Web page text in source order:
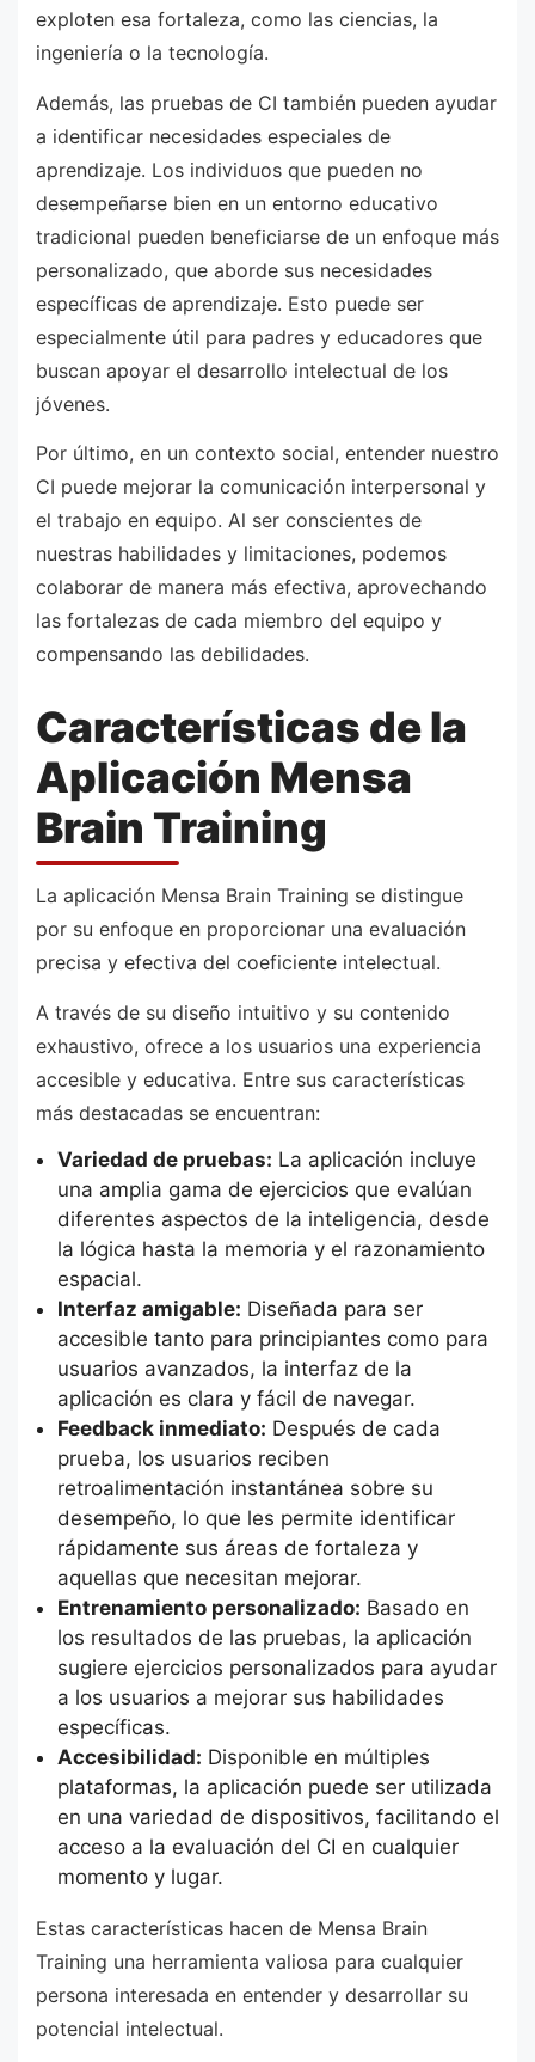
exploten esa fortaleza, como las ciencias, la
ingeniería o la tecnología.
Además, las pruebas de CI también pueden ayudar
a identificar necesidades especiales de
aprendizaje. Los individuos que pueden no
desempeñarse bien en un entorno educativo
tradicional pueden beneficiarse de un enfoque más
personalizado, que aborde sus necesidades
específicas de aprendizaje. Esto puede ser
especialmente útil para padres y educadores que
buscan apoyar el desarrollo intelectual de los
jóvenes.
Por último, en un contexto social, entender nuestro
CI puede mejorar la comunicación interpersonal y
el trabajo en equipo. Al ser conscientes de
nuestras habilidades y limitaciones, podemos
colaborar de manera más efectiva, aprovechando
las fortalezas de cada miembro del equipo y
compensando las debilidades.
Características de la
Aplicación Mensa
Brain Training
La aplicación Mensa Brain Training se distingue
por su enfoque en proporcionar una evaluación
precisa y efectiva del coeficiente intelectual.
A través de su diseño intuitivo y su contenido
exhaustivo, ofrece a los usuarios una experiencia
accesible y educativa. Entre sus características
más destacadas se encuentran:
Variedad de pruebas: La aplicación incluye
una amplia gama de ejercicios que evalúan
diferentes aspectos de la inteligencia, desde
la lógica hasta la memoria y el razonamiento
espacial.
Interfaz amigable: Diseñada para ser
accesible tanto para principiantes como para
usuarios avanzados, la interfaz de la
aplicación es clara y fácil de navegar.
Feedback inmediato: Después de cada
prueba, los usuarios reciben
retroalimentación instantánea sobre su
desempeño, lo que les permite identificar
rápidamente sus áreas de fortaleza y
aquellas que necesitan mejorar.
Entrenamiento personalizado: Basado en
los resultados de las pruebas, la aplicación
sugiere ejercicios personalizados para ayudar
a los usuarios a mejorar sus habilidades
específicas.
Accesibilidad: Disponible en múltiples
plataformas, la aplicación puede ser utilizada
en una variedad de dispositivos, facilitando el
acceso a la evaluación del CI en cualquier
momento y lugar.
Estas características hacen de Mensa Brain
Training una herramienta valiosa para cualquier
persona interesada en entender y desarrollar su
potencial intelectual.